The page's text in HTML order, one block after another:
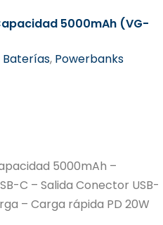
5000mAh (VG-
Baterías, Powerbanks
5000mAh –
C – Salida Conector USB-
– Carga rápida PD 20W